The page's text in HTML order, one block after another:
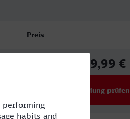
Preis
119,99 €
Verbindung prüfen